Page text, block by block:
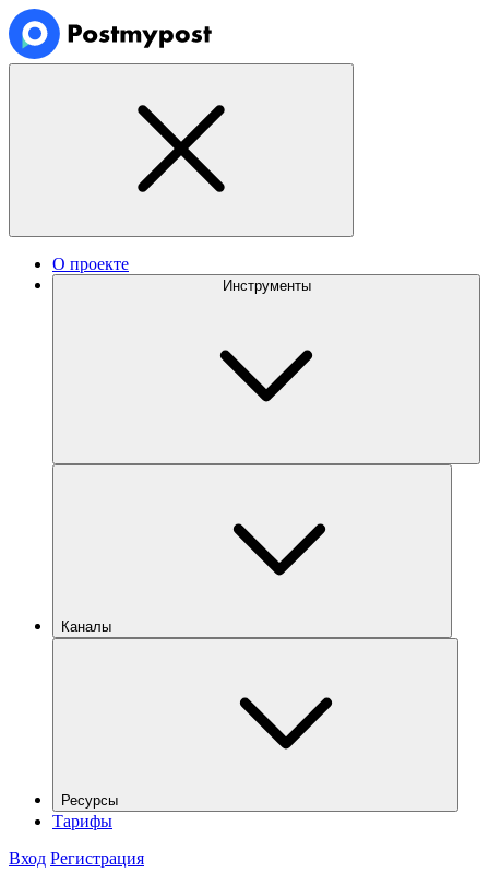
О проекте
Инструменты
Каналы
Ресурсы
Тарифы
Вход Регистрация